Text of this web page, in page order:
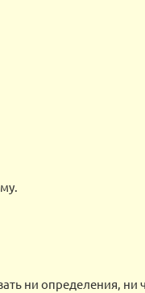
ни определения, ни